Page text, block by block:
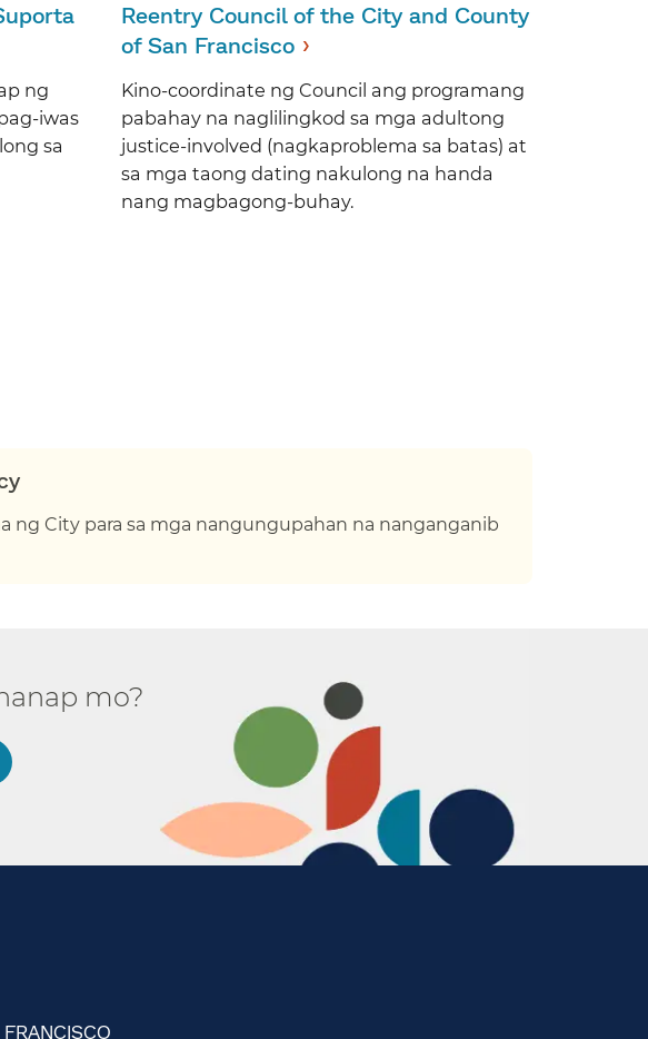
ng
iwas
sa
Reentry Council of the City and County
of San Francisco​​ ›​​
Kino-coordinate ng Council ang programang
pabahay na naglilingkod sa mga adultong
justice-involved (nagkaproblema sa batas) at
sa mga taong dating nakulong na handa
nang magbagong-buhay.​​
ng City para sa mga nangungupahan na nanganganib
mo?​​